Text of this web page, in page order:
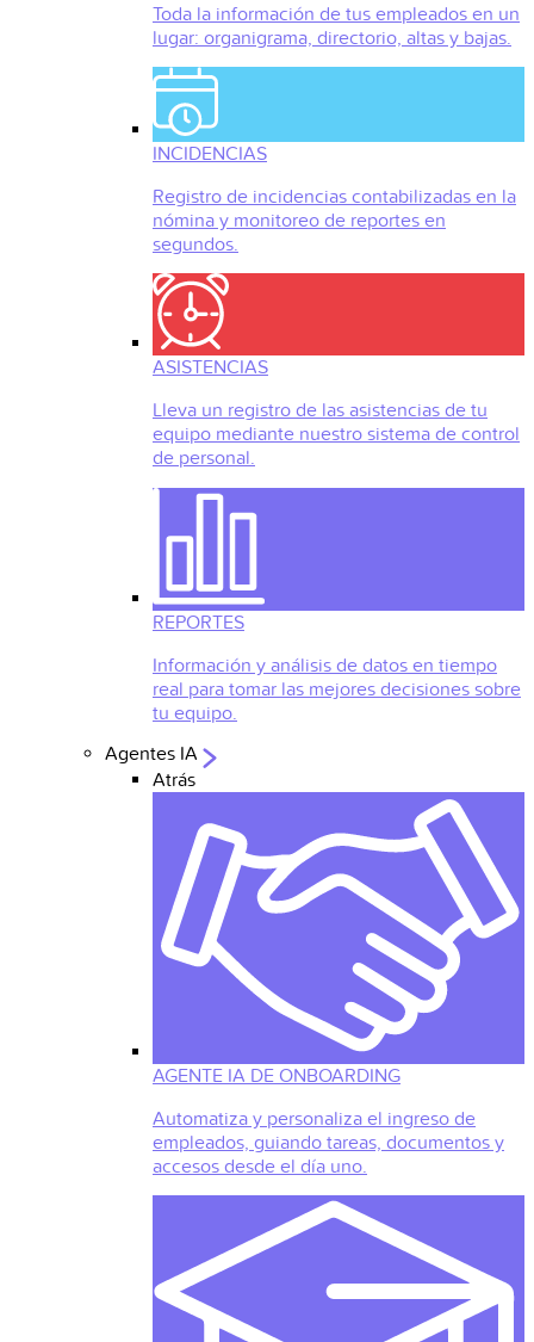
Toda la información de tus empleados en un
lugar: organigrama, directorio, altas y bajas.
INCIDENCIAS
Registro de incidencias contabilizadas en la
nómina y monitoreo de reportes en
segundos.
ASISTENCIAS
Lleva un registro de las asistencias de tu
equipo mediante nuestro sistema de control
de personal.
REPORTES
Información y análisis de datos en tiempo
real para tomar las mejores decisiones sobre
tu equipo.
Agentes IA
Atrás
AGENTE IA DE ONBOARDING
Automatiza y personaliza el ingreso de
empleados, guiando tareas, documentos y
accesos desde el día uno.